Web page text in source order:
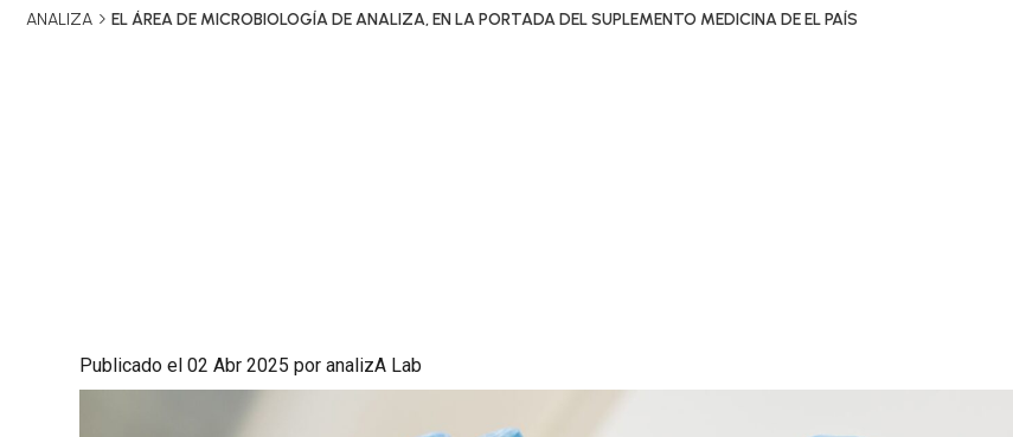
ANALIZA EL ÁREA DE MICROBIOLOGÍA DE ANALIZA, EN LA PORTADA DEL SUPLEMENTO MEDICINA DE EL PAÍS
Publicado el 02 Abr 2025 por analizA Lab